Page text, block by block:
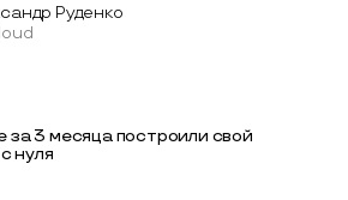
Руденко
за 3 месяца построили свой
нуля